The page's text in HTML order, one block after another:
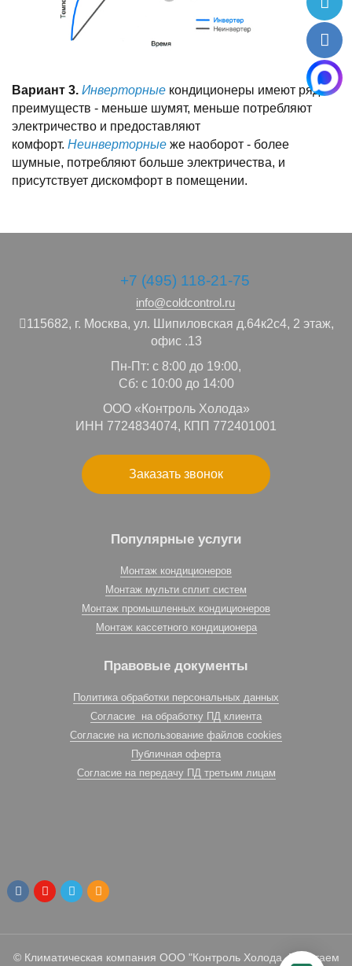
Вариант 3. Инверторные кондиционеры имеют ряд
преимуществ - меньше шумят, меньше потребляют
электричество и предоставляют
комфорт. Неинверторные же наоборот - более
шумные, потребляют больше электричества, и
присутствует дискомфорт в помещении.
+7 (495) 118-21-75
info@coldcontrol.ru
115682, г. Москва, ул. Шипиловская д.64к2с4, 2 этаж,
офис .13
Пн-Пт: с 8:00 до 19:00,
Сб: с 10:00 до 14:00
ООО «Контроль Холода»
ИНН 7724834074, КПП 772401001
Заказать звонок
Популярные услуги
Монтаж кондиционеров
Монтаж мульти сплит систем
Монтаж промышленных кондиционеров
Монтаж кассетного кондиционера
Правовые документы
Политика обработки персональных данных
Согласие на обработку ПД клиента
Согласие на использование файлов cookies
Публичная оферта
Согласие на передачу ПД третьим лицам
© Климатическая компания ООО "Контроль Холода. Работаем